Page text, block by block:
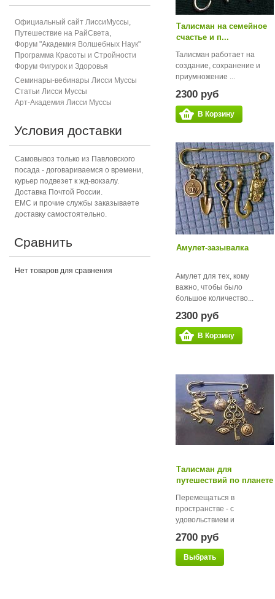
Талисман на семейное
счастье и п...
Талисман работает на
создание, сохранение и
приумножение ...
2300 руб
В Корзину
Амулет-зазывалка
Амулет для тех, кому
важно, чтобы было
большое количество...
2300 руб
В Корзину
Талисман для
путешествий по планете
Перемещаться в
пространстве - с
удовольствием и
2700 руб
Выбрать
Официальный сайт ЛиссиМуссы,
Путешествие на РайСвета,
Форум "Академия Волшебных Наук"
Программа Красоты и Стройности
Форум Фигурок и Здоровья
Семинары-вебинары Лисси Муссы
Статьи Лисси Муссы
Арт-Академия Лисси Муссы
Условия доставки
Самовывоз только из Павловского
посада - договариваемся о времени,
курьер подвезет к жд-вокзалу.
Доставка Почтой России.
ЕМС и прочие службы заказываете
доставку самостоятельно.
Сравнить
Нет товаров для сравнения